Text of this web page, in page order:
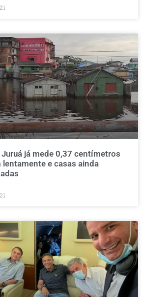
já mede 0,37 centímetros
lentamente e casas ainda